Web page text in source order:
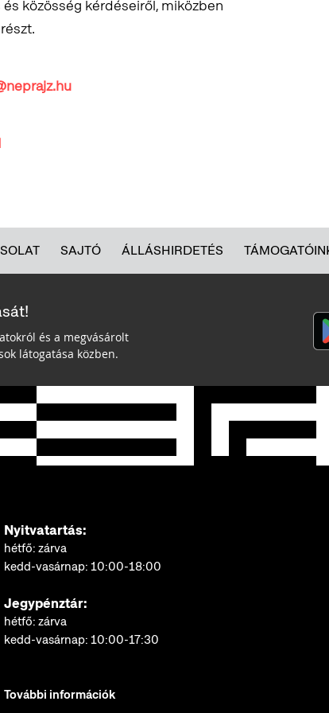
közösség kérdéseiről, miközben
SAJTÓ ÁLLÁSHIRDETÉS
és a megvásárolt
látogatása közben.
Nyitvatartás:
hétfő: zárva
kedd-vasárnap: 10:00-18:00
Jegypénztár:
hétfő: zárva
kedd-vasárnap: 10:00-17:30
További információk